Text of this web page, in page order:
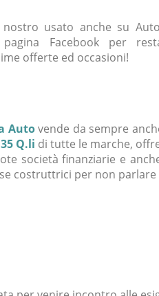
usato anche su
Facebook per
offerte ed occasioni!
Autovende da sempre
Q.li di tutte le marche,
società finanziarie e
costruttrici per non parlare